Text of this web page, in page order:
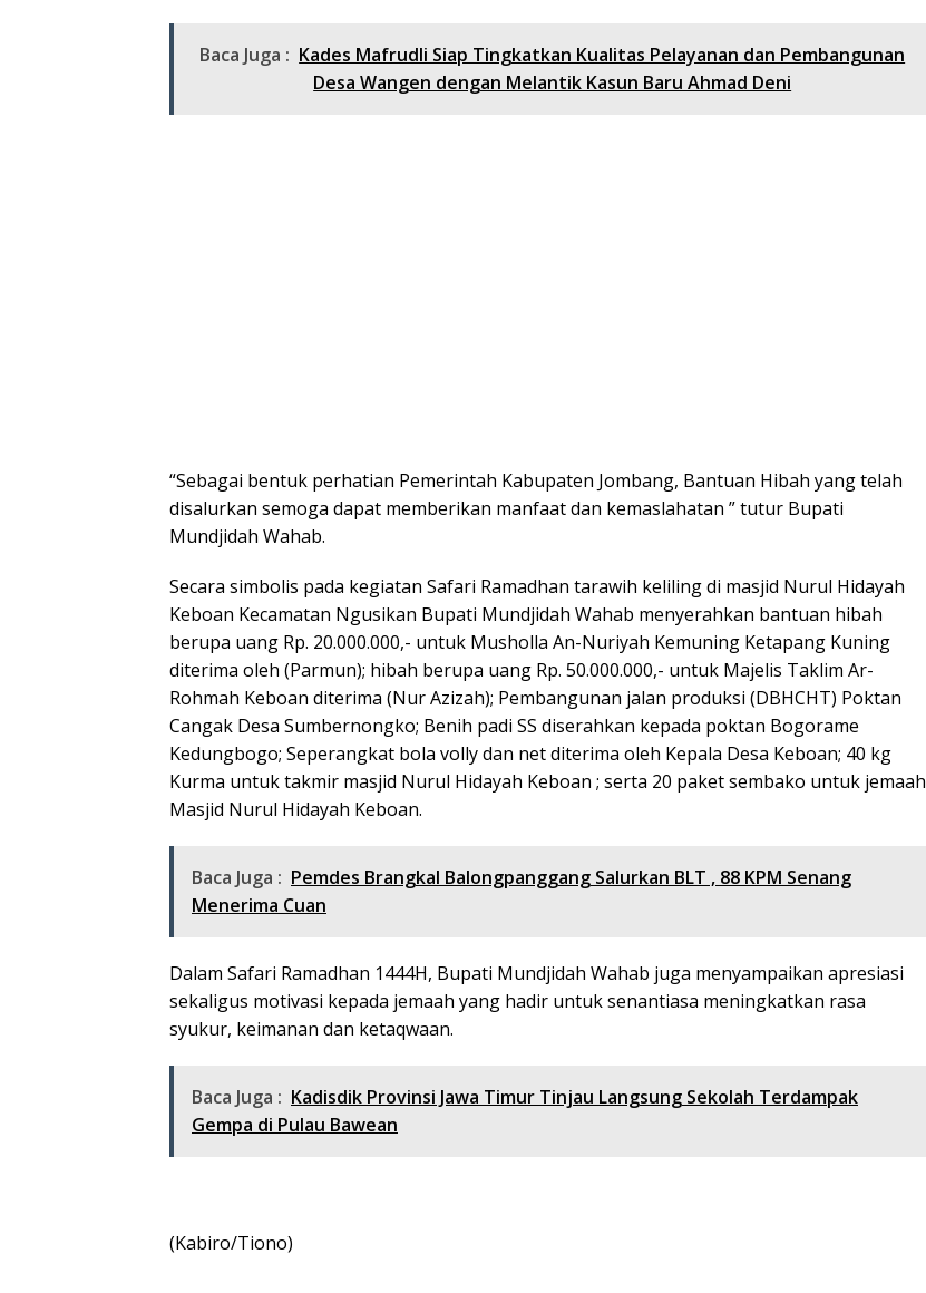
Baca Juga : Kades Mafrudli Siap Tingkatkan Kualitas Pelayanan dan Pembangunan
Desa Wangen dengan Melantik Kasun Baru Ahmad Deni
“Sebagai bentuk perhatian Pemerintah Kabupaten Jombang, Bantuan Hibah yang telah
disalurkan semoga dapat memberikan manfaat dan kemaslahatan ” tutur Bupati
Mundjidah Wahab.
Secara simbolis pada kegiatan Safari Ramadhan tarawih keliling di masjid Nurul Hidayah
Keboan Kecamatan Ngusikan Bupati Mundjidah Wahab menyerahkan bantuan hibah
berupa uang Rp. 20.000.000,- untuk Musholla An-Nuriyah Kemuning Ketapang Kuning
diterima oleh (Parmun); hibah berupa uang Rp. 50.000.000,- untuk Majelis Taklim Ar-
Rohmah Keboan diterima (Nur Azizah); Pembangunan jalan produksi (DBHCHT) Poktan
Cangak Desa Sumbernongko; Benih padi SS diserahkan kepada poktan Bogorame
Kedungbogo; Seperangkat bola volly dan net diterima oleh Kepala Desa Keboan; 40 kg
Kurma untuk takmir masjid Nurul Hidayah Keboan ; serta 20 paket sembako untuk jemaah
Masjid Nurul Hidayah Keboan.
Baca Juga : Pemdes Brangkal Balongpanggang Salurkan BLT , 88 KPM Senang
Menerima Cuan
Dalam Safari Ramadhan 1444H, Bupati Mundjidah Wahab juga menyampaikan apresiasi
sekaligus motivasi kepada jemaah yang hadir untuk senantiasa meningkatkan rasa
syukur, keimanan dan ketaqwaan.
Baca Juga : Kadisdik Provinsi Jawa Timur Tinjau Langsung Sekolah Terdampak
Gempa di Pulau Bawean
(Kabiro/Tiono)